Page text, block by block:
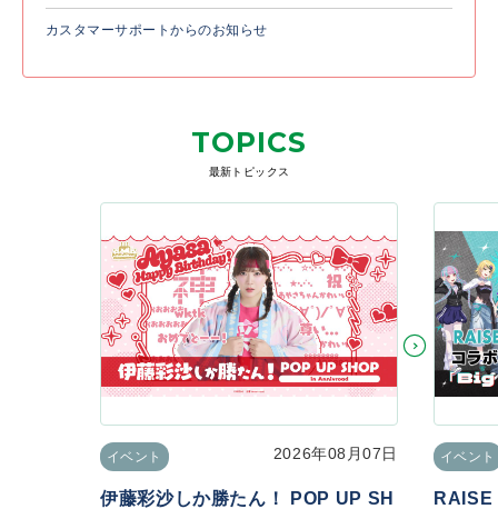
せ
カスタマーサポートからのお知らせ
TOPICS
最新トピックス
イベント 2026年08月07日
伊藤彩沙しか勝たん！ POP UP SH
イベント
RAISE